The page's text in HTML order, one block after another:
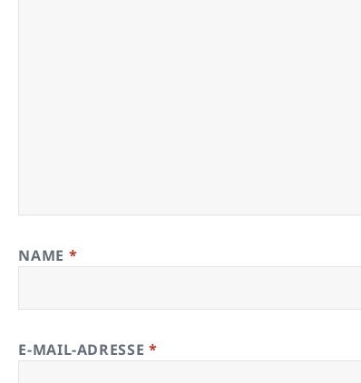
NAME *
E-MAIL-ADRESSE *